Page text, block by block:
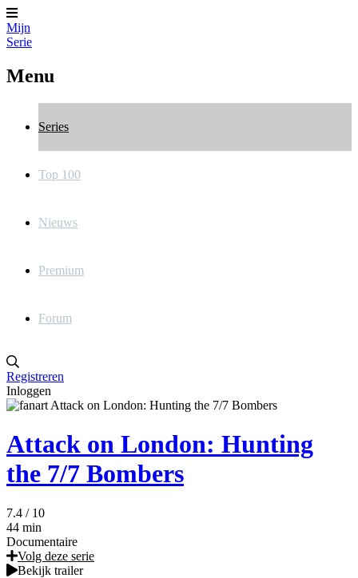
Mijn
Serie
Menu
Series
Top 100
Nieuws
Premium
Forum
Registreren
Inloggen
Attack on London: Hunting
the 7/7 Bombers
7.4 / 10
44 min
Documentaire
Volg deze serie
Bekijk trailer